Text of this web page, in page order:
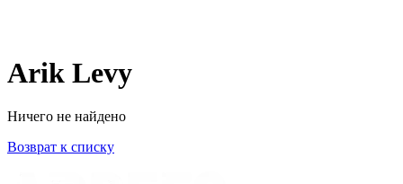
Arik Levy
Ничего не найдено
Возврат к списку